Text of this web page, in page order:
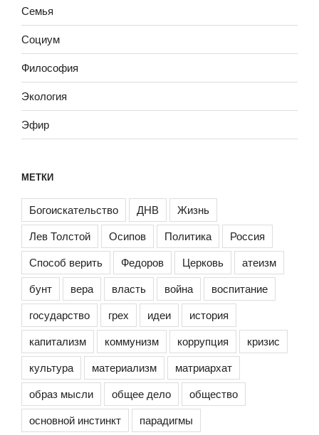
Семья
Социум
Философия
Экология
Эфир
МЕТКИ
Богоискательство ДНВ
Жизнь
Лев Толстой
Осипов Политика
Россия
Способ верить
Федоров Церковь
атеизм
бунт
вера власть война
воспитание
государство
грех идеи
история
капитализм
коммунизм коррупция
кризис
культура
материализм
матриархат
образ мысли
общее дело
общество
основной инстинкт
парадигмы